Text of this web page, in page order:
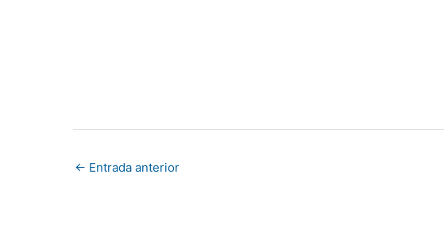
← Entrada anterior